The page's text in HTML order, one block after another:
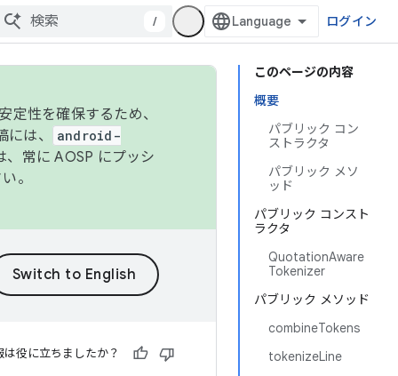
/ ログイン
このページの内容
概要
パブリック コン
ストラクタ
パブリック メソ
ッド
パブリック コンスト
ラクタ
QuotationAware
Tokenizer
パブリック メソッド
combineTokens
tokenizeLine
性を確保するため、
は、
android-
常に AOSP にプッシ
。
は役に立ちましたか？